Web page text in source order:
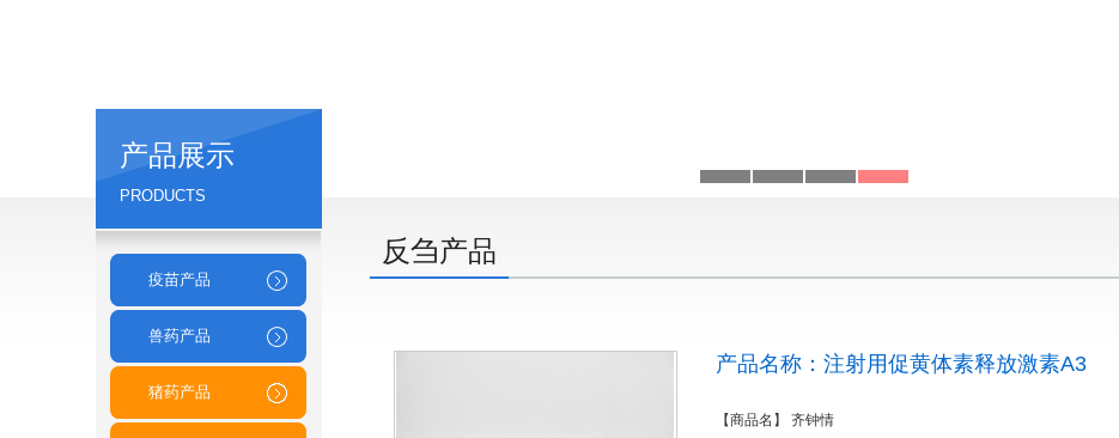
产品展示
PRODUCTS
疫苗产品
兽药产品
猪药产品
反刍产品
产品名称：注射用促黄体素释放激素A3
【商品名】 齐钟情